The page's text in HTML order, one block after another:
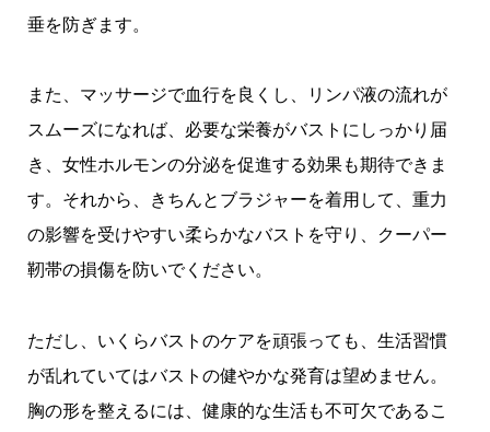
垂を防ぎます。
また、マッサージで血行を良くし、リンパ液の流れが
スムーズになれば、必要な栄養がバストにしっかり届
き、女性ホルモンの分泌を促進する効果も期待できま
す。それから、きちんとブラジャーを着用して、重力
の影響を受けやすい柔らかなバストを守り、クーパー
靭帯の損傷を防いでください。
ただし、いくらバストのケアを頑張っても、生活習慣
が乱れていてはバストの健やかな発育は望めません。
胸の形を整えるには、健康的な生活も不可欠であるこ